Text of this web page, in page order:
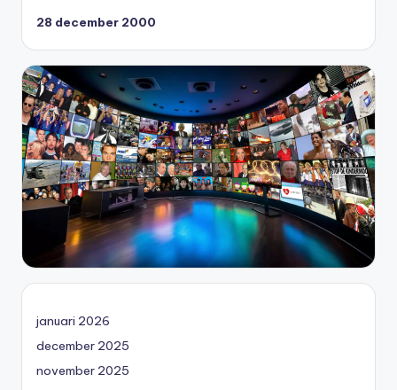
28 december 2000
januari 2026
december 2025
november 2025